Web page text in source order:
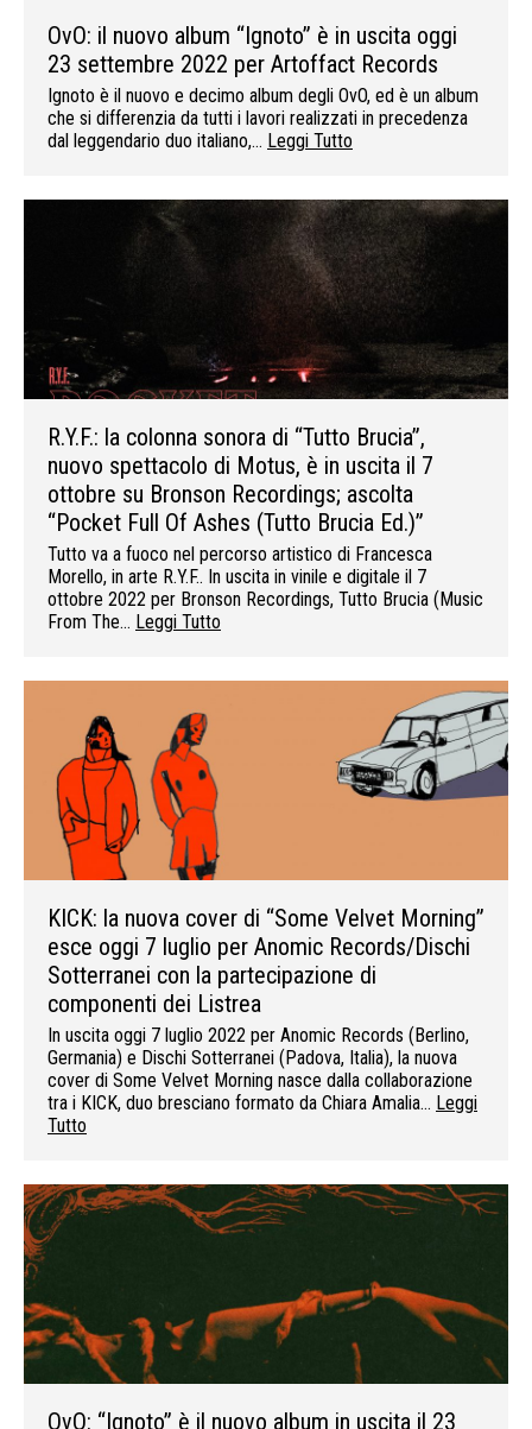
OvO: il nuovo album “Ignoto” è in uscita oggi
23 settembre 2022 per Artoffact Records
Ignoto è il nuovo e decimo album degli OvO, ed è un album
che si differenzia da tutti i lavori realizzati in precedenza
dal leggendario duo italiano,… Leggi Tutto
R.Y.F.: la colonna sonora di “Tutto Brucia”,
nuovo spettacolo di Motus, è in uscita il 7
ottobre su Bronson Recordings; ascolta
“Pocket Full Of Ashes (Tutto Brucia Ed.)”
Tutto va a fuoco nel percorso artistico di Francesca
Morello, in arte R.Y.F.. In uscita in vinile e digitale il 7
ottobre 2022 per Bronson Recordings, Tutto Brucia (Music
From The… Leggi Tutto
KICK: la nuova cover di “Some Velvet Morning”
esce oggi 7 luglio per Anomic Records/Dischi
Sotterranei con la partecipazione di
componenti dei Listrea
In uscita oggi 7 luglio 2022 per Anomic Records (Berlino,
Germania) e Dischi Sotterranei (Padova, Italia), la nuova
cover di Some Velvet Morning nasce dalla collaborazione
tra i KICK, duo bresciano formato da Chiara Amalia… Leggi
Tutto
OvO: “Ignoto” è il nuovo album in uscita il 23